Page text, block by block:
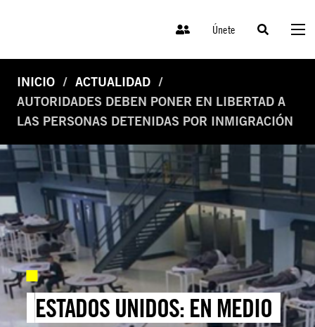
Únete
INICIO
ACTUALIDAD
AUTORIDADES DEBEN PONER EN LIBERTAD A
LAS PERSONAS DETENIDAS POR INMIGRACIÓN
ESTADOS UNIDOS: EN MEDIO